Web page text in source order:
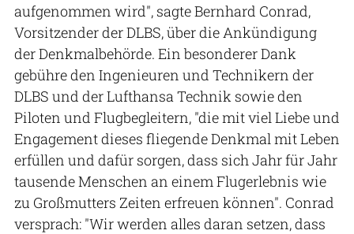
aufgenommen wird", sagte Bernhard Conrad,
Vorsitzender der DLBS, über die Ankündigung
der Denkmalbehörde. Ein besonderer Dank
gebühre den Ingenieuren und Technikern der
DLBS und der Lufthansa Technik sowie den
Piloten und Flugbegleitern, "die mit viel Liebe und
Engagement dieses fliegende Denkmal mit Leben
erfüllen und dafür sorgen, dass sich Jahr für Jahr
tausende Menschen an einem Flugerlebnis wie
zu Großmutters Zeiten erfreuen können". Conrad
versprach: "Wir werden alles daran setzen, dass